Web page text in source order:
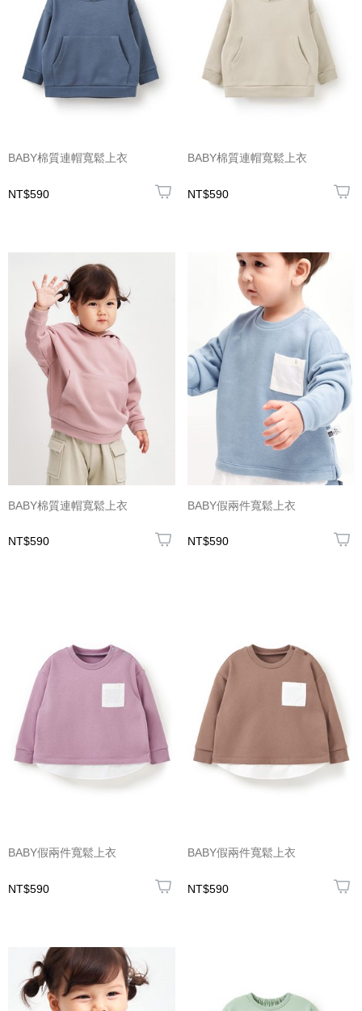
BABY棉質連帽寬鬆上衣
NT$590
BABY棉質連帽寬鬆上衣
NT$590
BABY棉質連帽寬鬆上衣
NT$590
BABY假兩件寬鬆上衣
NT$590
BABY假兩件寬鬆上衣
NT$590
BABY假兩件寬鬆上衣
NT$590